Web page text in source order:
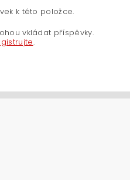
k této položce.
vkládat příspěvky.
.